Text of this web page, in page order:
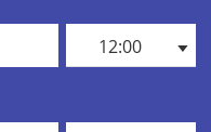
12:00